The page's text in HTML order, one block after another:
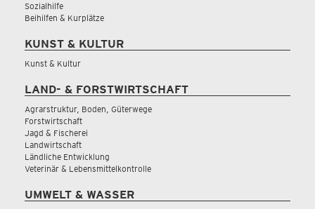
Sozialhilfe
Beihilfen & Kurplätze
KUNST & KULTUR
Kunst & Kultur
LAND- & FORSTWIRTSCHAFT
Agrarstruktur, Boden, Güterwege
Forstwirtschaft
Jagd & Fischerei
Landwirtschaft
Ländliche Entwicklung
Veterinär & Lebensmittelkontrolle
UMWELT & WASSER